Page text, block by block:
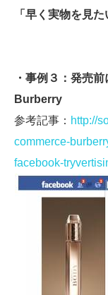
「早く実物を見
・事例３：発売
Burberry
参考記事： http://
commerce-
facebook-